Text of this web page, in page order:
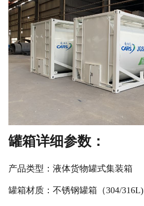
罐箱详细参数：
产品类型：液体货物罐式集装箱
罐箱材质：不锈钢罐箱（304/316L)